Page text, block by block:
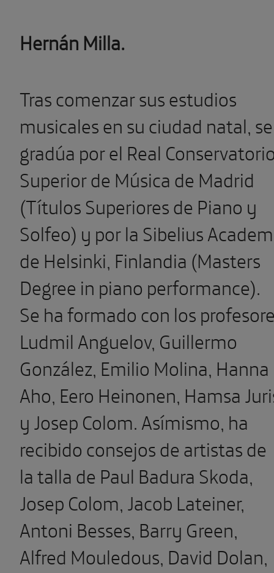
Hernán Milla.
Tras comenzar sus estudios
musicales en su ciudad natal, se
gradúa por el Real
Superior de Música de Madrid
(Títulos Superiores de Piano y
Solfeo) y por la Sibelius
de Helsinki, Finlandia (Masters
Degree in piano performance).
Se ha formado con los
Ludmil Anguelov, Guillermo
González, Emilio Molina, Hanna
Aho, Eero Heinonen, Hamsa
y Josep Colom. Asímismo, ha
recibido consejos de artistas de
la talla de Paul Badura Skoda,
Josep Colom, Jacob Lateiner,
Antoni Besses, Barry Green,
Alfred Mouledous, David Dolan,